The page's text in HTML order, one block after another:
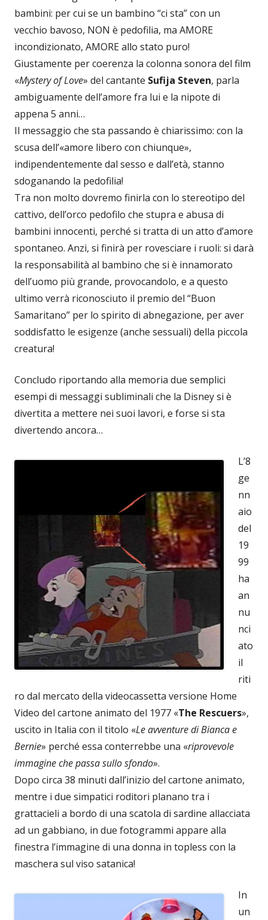
bambini: per cui se un bambino “ci sta” con un
vecchio bavoso, NON è pedofilia, ma AMORE
incondizionato, AMORE allo stato puro!
Giustamente per coerenza la colonna sonora del film
«Mystery of Love» del cantante Sufija Steven, parla
ambiguamente dell’amore fra lui e la nipote di
appena 5 anni…
Il messaggio che sta passando è chiarissimo: con la
scusa dell’«amore libero con chiunque»,
indipendentemente dal sesso e dall’età, stanno
sdoganando la pedofilia!
Tra non molto dovremo finirla con lo stereotipo del
cattivo, dell’orco pedofilo che stupra e abusa di
bambini innocenti, perché si tratta di un atto d’amore
spontaneo. Anzi, si finirà per rovesciare i ruoli: si darà
la responsabilità al bambino che si è innamorato
dell’uomo più grande, provocandolo, e a questo
ultimo verrà riconosciuto il premio del “Buon
Samaritano” per lo spirito di abnegazione, per aver
soddisfatto le esigenze (anche sessuali) della piccola
creatura!
Concludo riportando alla memoria due semplici
esempi di messaggi subliminali che la Disney si è
divertita a mettere nei suoi lavori, e forse si sta
divertendo ancora…
L’8
ge
nn
aio
del
19
99
ha
an
nu
nci
ato
il
riti
ro dal mercato della videocassetta versione Home
Video del cartone animato del 1977 «The Rescuers»,
uscito in Italia con il titolo «Le avventure di Bianca e
Bernie» perché essa conterrebbe una «riprovevole
immagine che passa sullo sfondo».
Dopo circa 38 minuti dall’inizio del cartone animato,
mentre i due simpatici roditori planano tra i
grattacieli a bordo di una scatola di sardine allacciata
ad un gabbiano, in due fotogrammi appare alla
finestra l’immagine di una donna in topless con la
maschera sul viso satanica!
In
un